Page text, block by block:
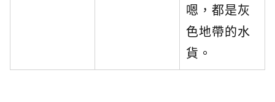
嗯，都是灰
色地帶的水
貨。